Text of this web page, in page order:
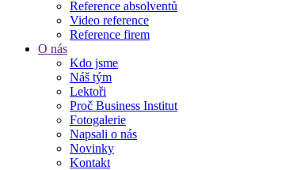
Reference absolventů
Video reference
Reference firem
O nás
Kdo jsme
Náš tým
Lektoři
Proč Business Institut
Fotogalerie
Napsali o nás
Novinky
Kontakt